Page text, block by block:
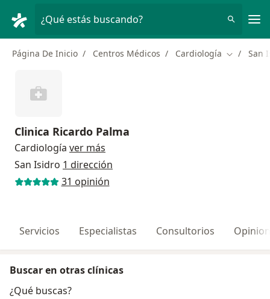
¿Qué estás buscando?
Página De Inicio Centros Médicos Cardiología Cambiar
San
Clinica Ricardo Palma
Cardiología ver más
San Isidro 1 dirección
31 opinión
Servicios Especialistas Consultorios
Buscar en otras clínicas
¿Qué buscas?